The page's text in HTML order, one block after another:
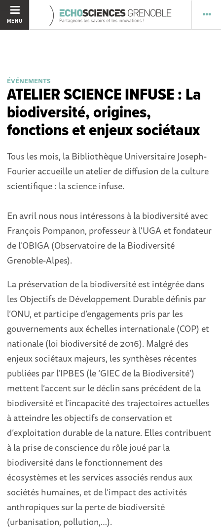
MENU
ÉVÉNEMENTS
ATELIER SCIENCE INFUSE : La
biodiversité, origines,
fonctions et enjeux sociétaux
Tous les mois, la Bibliothèque Universitaire Joseph-
Fourier accueille un atelier de diffusion de la culture
scientifique : la science infuse.
En avril nous nous intéressons à la biodiversité avec
François Pompanon, professeur à l'UGA et fondateur
de l'OBIGA (Observatoire de la Biodiversité
Grenoble-Alpes).
La préservation de la biodiversité est intégrée dans
les Objectifs de Développement Durable définis par
l’ONU, et participe d’engagements pris par les
gouvernements aux échelles internationale (COP) et
nationale (loi biodiversité de 2016). Malgré des
enjeux sociétaux majeurs, les synthèses récentes
publiées par l’IPBES (le ‘GIEC de la Biodiversité’)
mettent l’accent sur le déclin sans précédent de la
biodiversité et l’incapacité des trajectoires actuelles
à atteindre les objectifs de conservation et
d’exploitation durable de la nature. Elles contribuent
à la prise de conscience du rôle joué par la
biodiversité dans le fonctionnement des
écosystèmes et les services associés rendus aux
sociétés humaines, et de l’impact des activités
anthropiques sur la perte de biodiversité
(urbanisation, pollution,…).